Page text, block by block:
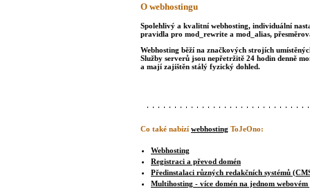
O webhostingu
Spolehlivý a kvalitní webhosting, individuální
pravidla pro mod_rewrite a mod_alias,
Webhosting běží na značkových strojích
Služby serverů jsou nepřetržitě 24 hodin denně
a mají zajištěn stálý fyzický dohled.
Co také nabízí webhosting ToJeOno:
Webhosting
Registraci a převod domén
Předinstalaci různých redakčních systémů
Multihosting - více domén na jednom